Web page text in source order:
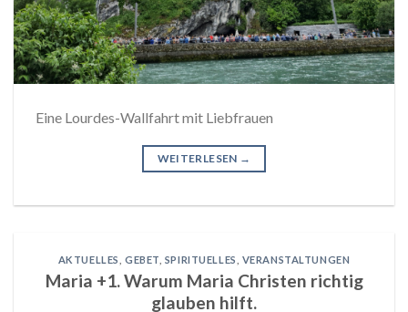
Eine Lourdes-Wallfahrt mit Liebfrauen
WEITERLESEN →
AKTUELLES GEBET SPIRITUELLES VERANSTALTUNGEN
Maria +1. Warum Maria Christen richtig
glauben hilft.